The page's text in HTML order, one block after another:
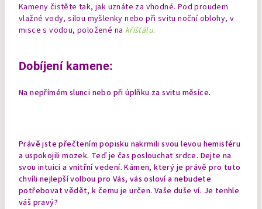
Kameny čistěte tak, jak uznáte za vhodné. Pod proudem
vlažné vody, silou myšlenky nebo při svitu noční oblohy, v
misce s vodou, položené na křišťálu.
Dobíjení kamene:
Na nepřímém slunci nebo při úplňku za svitu měsíce.
Právě jste přečtením popisku nakrmili svou levou hemisféru
a uspokojili mozek. Teď je čas poslouchat srdce. Dejte na
svou intuici a vnitřní vedení. Kámen, který je právě pro tuto
chvíli nejlepší volbou pro Vás, vás osloví a nebudete
potřebovat vědět, k čemu je určen. Vaše duše ví. Je tenhle
váš pravý?